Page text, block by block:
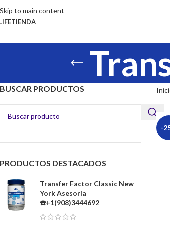
Skip to main content
TIENDA
BUSCAR PRODUCTOS
PRODUCTOS DESTACADOS
Transfer Factor Classic New
York Asesoría
☎️+1(908)3444692
-